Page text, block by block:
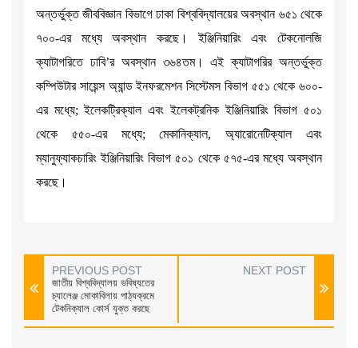
অন্তর্ভুক্ত জীববিজ্ঞান বিভাগে ঢাকা বিশ্ববিদ্যালয়ের অবস্থান ৬৫১ থেকে
৭০০-এর মধ্যে অবস্থান করছে। ইঞ্জিনিয়ারিং এবং টেকনোলজি
ক্যাটাগরিতে ঢাবি’র অবস্থান ৩৬৪তম। এই ক্যাটাগরির অন্তর্ভুক্ত
কম্পিউটার সায়েন্স অ্যান্ড ইনফরমেশন সিস্টেমস বিভাগ ৫৫১ থেকে ৬০০-
এর মধ্যে; ইলেকট্রিক্যাল এবং ইলেকট্রনিক ইঞ্জিনিয়ারিং বিভাগ ৫০১
থেকে ৫৫০-এর মধ্যে; মেকানিক্যাল, অ্যারোনেটিক্যাল এবং
ম্যানুফ্যাকচারিং ইঞ্জিনিয়ারিং বিভাগ ৫০১ থেকে ৫৭৫-এর মধ্যে অবস্থান
করছে।
PREVIOUS POST
জাতীয় বিশ্ববিদ্যালয় ভবিষ্যতের
চ্যালেঞ্জ মোকাবিলায় পাঠ্যক্রমে
টেকনিক্যাল কোর্স যুক্ত করছে
NEXT POST